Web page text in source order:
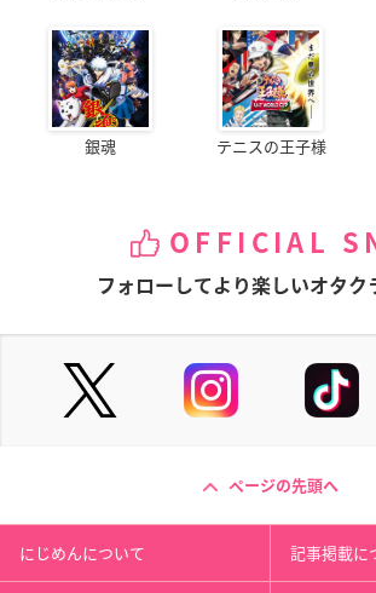
銀魂 テニスの王子様
OFFICIAL
フォローしてより楽しいオタク
ページの先頭へ
にじめんについて 記事掲載に